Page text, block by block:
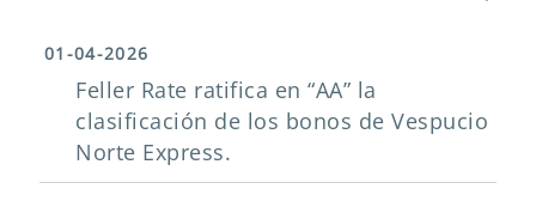
01-04-2026
Feller Rate ratifica en “AA” la
clasificación de los bonos de Vespucio
Norte Express.